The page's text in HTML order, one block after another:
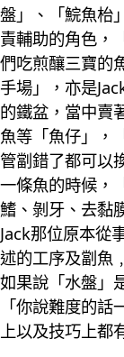
盤」、「鯇魚枱
責輔助的角色，
們吃煎釀三寶的
手場」，亦是
的鐵盆，當中賣
魚等「魚仔」，
管劏錯了都可以
一條魚的時候，
鰭、剝牙、去黏
Jack那位原本從
述的工序及劏魚
如果說「水盤」
「你說難度的
上以及技巧上都